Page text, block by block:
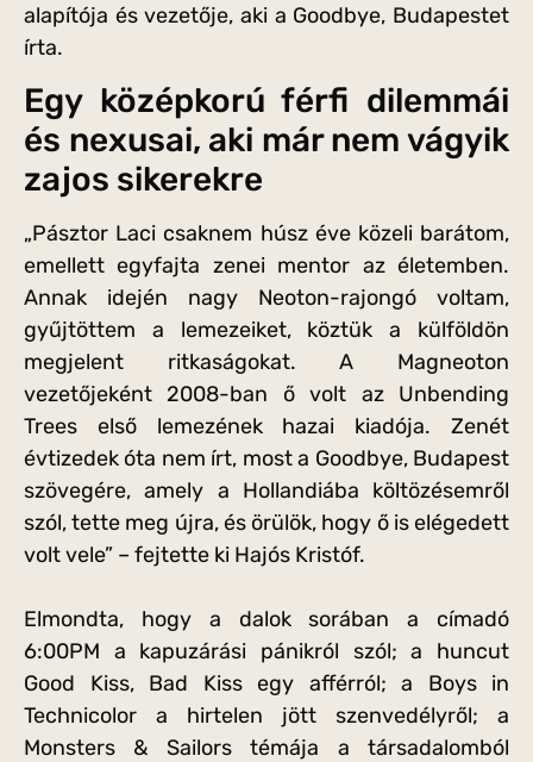
alapítója és vezetője, aki a Goodbye, Budapestet
írta.
Egy középkorú férfi dilemmái
és nexusai, aki már nem vágyik
zajos sikerekre
„Pásztor Laci csaknem húsz éve közeli barátom,
emellett egyfajta zenei mentor az életemben.
Annak idején nagy Neoton-rajongó voltam,
gyűjtöttem a lemezeiket, köztük a külföldön
megjelent ritkaságokat. A Magneoton
vezetőjeként 2008-ban ő volt az Unbending
Trees első lemezének hazai kiadója. Zenét
évtizedek óta nem írt, most a Goodbye, Budapest
szövegére, amely a Hollandiába költözésemről
szól, tette meg újra, és örülök, hogy ő is elégedett
volt vele” – fejtette ki Hajós Kristóf.
Elmondta, hogy a dalok sorában a címadó
6:00PM a kapuzárási pánikról szól; a huncut
Good Kiss, Bad Kiss egy afférról; a Boys in
Technicolor a hirtelen jött szenvedélyről; a
Monsters & Sailors témája a társadalomból